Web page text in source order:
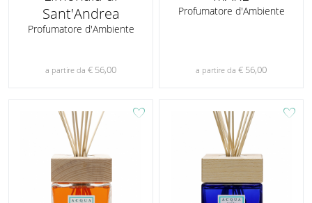
Sant'Andrea
Profumatore d'Ambiente
a partire da € 56,00
Profumatore d'Ambiente
a partire da € 56,00
favorite favorite